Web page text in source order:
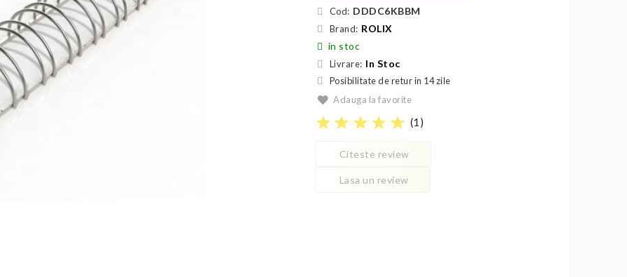
Cod: DDDC6KBBM
Brand: ROLIX
in stoc
Livrare: In Stoc
Posibilitate de retur in 14 zile
Adauga la favorite
star star star star star (1 )
Citeste review
Lasa un review